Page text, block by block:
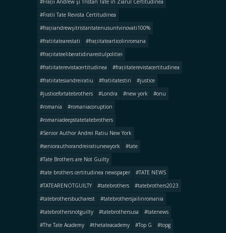
#Fratii Tate Revista Certitudinea
#frațiiandrewşitristantatenusuntvinovati100%
#fratiitatearestati
#frațiitatearticolinromana
#frațiitateeliberatidinarestulpolitiei
#fratiitaterevistacertitudinea
#frațiitaterevistacertitudinea
#fratiitatesiandreiratiu
#fratiitatestiri
#justice
#justicefortatebrothers
#Londra #new york
#onu
#romania
#romaniacoruption
#romaniadeepstatetatebrothers
#Senior Author Andrei Ratiu New York
#seniorauthorandreiratiunewyork
#tate
#Tate Brothers are Not Guilty
#tate brothers certitudinea newspaper
#TATE NEWS
#TATEARENOTGUILTY
#tatebrothers
#tatebrothers2023
#tatebrothersbucharest
#tatebrothersjailinromania
#tatebrothersnotguilty
#tatebrothersusa
#tatenews
#The Tate Academy
#thetateacademy #Top G
#topg